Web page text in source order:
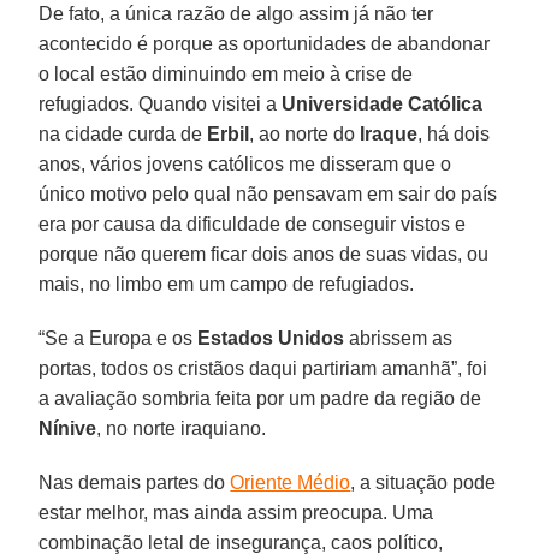
De fato, a única razão de algo assim já não ter
acontecido é porque as oportunidades de abandonar
o local estão diminuindo em meio à crise de
refugiados. Quando visitei a Universidade Católica
na cidade curda de Erbil , ao norte do Iraque, há dois
anos, vários jovens católicos me disseram que o
único motivo pelo qual não pensavam em sair do país
era por causa da dificuldade de conseguir vistos e
porque não querem ficar dois anos de suas vidas, ou
mais, no limbo em um campo de refugiados.
“Se a Europa e os Estados Unidos abrissem as
portas, todos os cristãos daqui partiriam amanhã”, foi
a avaliação sombria feita por um padre da região de
Nínive, no norte iraquiano.
Nas demais partes doOriente Médio, a situação pode
estar melhor, mas ainda assim preocupa. Uma
combinação letal de insegurança, caos político,